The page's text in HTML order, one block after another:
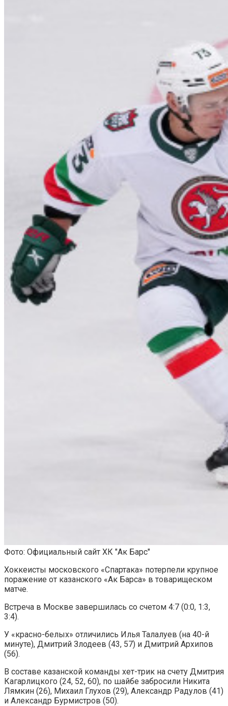
Фото: Официальный сайт ХК "Ак Барс"
Хоккеисты московского «Спартака» потерпели крупное
поражение от казанского «Ак Барса» в товарищеском
матче.
Встреча в Москве завершилась со счетом 4:7 (0:0, 1:3,
3:4).
У «красно-белых» отличились Илья Талалуев (на 40-й
минуте), Дмитрий Злодеев (43, 57) и Дмитрий Архипов
(56).
В составе казанской команды хет-трик на счету Дмитрия
Кагарлицкого (24, 52, 60), по шайбе забросили Никита
Лямкин (26), Михаил Глухов (29), Александр Радулов (41)
и Александр Бурмистров (50).